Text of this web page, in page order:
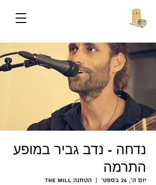
נדחה - נדב גביר במופע
התרמה
יום ה׳, 26 בספט׳
  |
הטחנה The Mill